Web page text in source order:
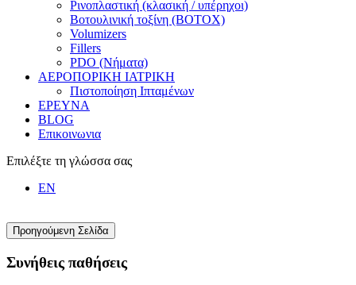
Ρινοπλαστική (κλασική / υπέρηχοι)
Βοτουλινική τοξίνη (BOTOX)
Volumizers
Fillers
PDO (Νήματα)
ΑΕΡΟΠΟΡΙΚΗ ΙΑΤΡΙΚΗ
Πιστοποίηση Ιπταμένων
ΕΡΕΥΝΑ
BLOG
Επικοινωνια
Επιλέξτε τη γλώσσα σας
EN
Συνήθεις παθήσεις